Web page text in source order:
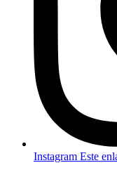
Instagram Este